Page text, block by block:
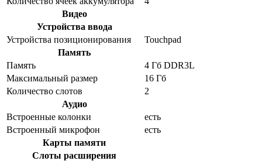
Видео
Устройства ввода
Устройства позиционирования
Touchpad
Память
Память
4 Гб DDR3L
Максимальный размер
16 Гб
Количество слотов
2
Аудио
Встроенные колонки
есть
Встроенный микрофон
есть
Карты памяти
Слоты расширения